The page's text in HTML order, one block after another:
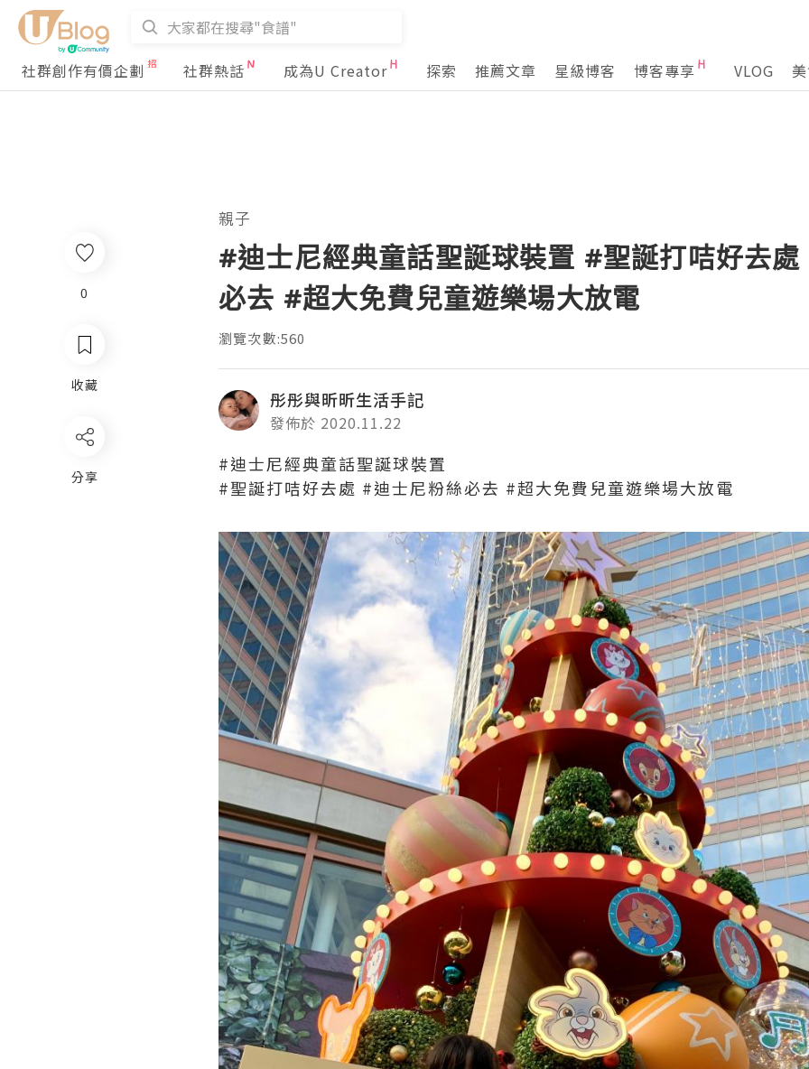
社群創作有價企劃 社群熱話 成為U Creator 探索 推薦文章 星級博客 博客專享 VLOG
0
收藏
分享
親子
#迪士尼經典童話聖誕球裝置 #聖誕打咭好去
必去 #超大免費兒童遊樂場大放電
瀏覽次數:560
彤彤與昕昕生活手記
發佈於 2020.11.22
#迪士尼經典童話聖誕球裝置
#聖誕打咭好去處 #迪士尼粉絲必去 #超大免費兒童遊樂場大放電